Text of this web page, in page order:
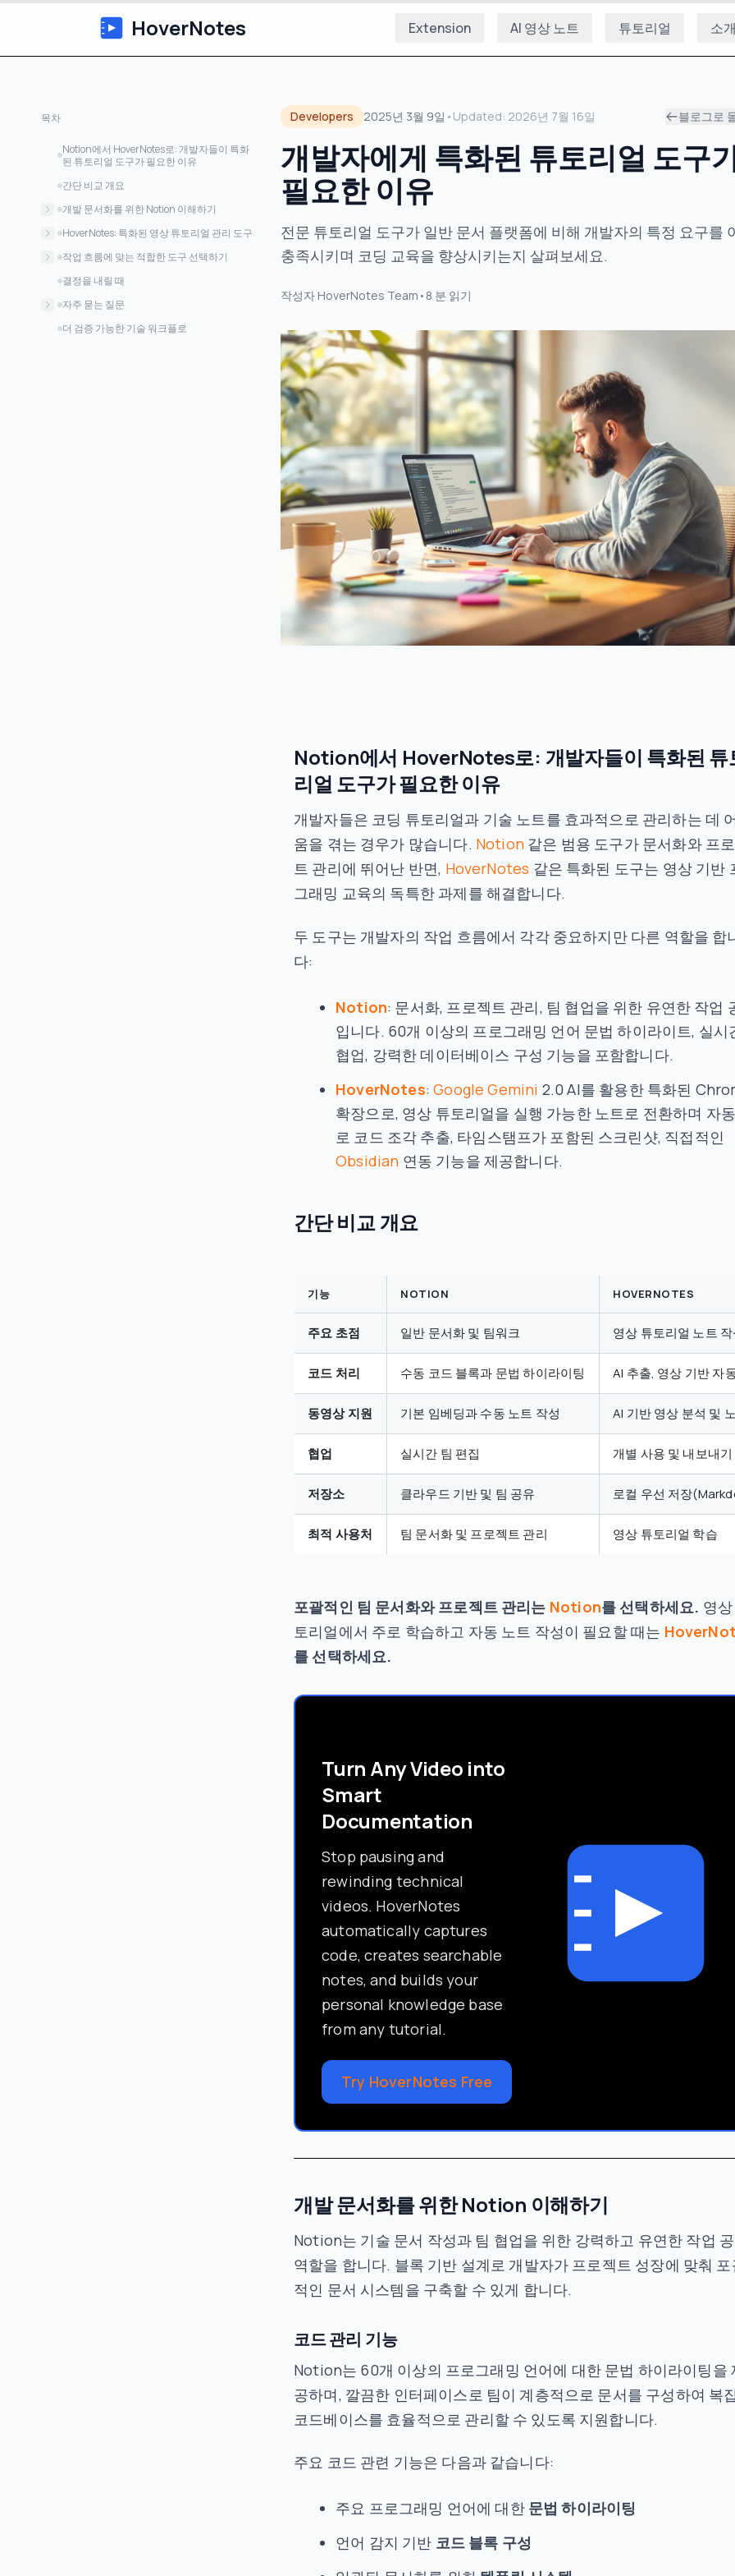
HoverNotes Extension AI 영상 노트 튜토리얼 소개
목차
Notion에서 HoverNotes로: 개발자들이 특화
된 튜토리얼 도구가 필요한 이유
간단 비교 개요
개발 문서화를 위한 Notion 이해하기
코드 관리 기능
프로젝트 조직 기능
기술 문서화 모범 사례
고려사항과 한계점
HoverNotes: 특화된 영상 튜토리얼 관리 도구
AI 기반 영상 분석
개발자 전용 기능들
플랫폼 통합
작업 흐름에 맞는 적합한 도구 선택하기
개인 개발자용
개발팀용
워크플로우 통합 전략
결정을 내릴 때
자주 묻는 질문
HoverNotes와 Notion를 함께 사용할 수 있
더 검증 가능한 기술 워크플로
Developers 2025년 3월 9일 • Updated: 2026년 7월 16일 블로그로
개발자에게 특화된 튜토리얼 도구
필요한 이유
전문 튜토리얼 도구가 일반 문서 플랫폼에 비해 개발자의 특정 요구를
충족시키며 코딩 교육을 향상시키는지 살펴보세요.
작성자 HoverNotes Team • 8 분 읽기
Notion에서 HoverNotes로: 개발자들이 특화된 튜
리얼 도구가 필요한 이유
개발자들은 코딩 튜토리얼과 기술 노트를 효과적으로 관리하는 데
움을 겪는 경우가 많습니다. Notion같은 범용 도구가 문서화와 프
트 관리에 뛰어난 반면, HoverNotes 같은 특화된 도구는 영상 기반
그래밍 교육의 독특한 과제를 해결합니다.
두 도구는 개발자의 작업 흐름에서 각각 중요하지만 다른 역할을 합
다:
Notion: 문서화, 프로젝트 관리, 팀 협업을 위한 유연한 작업
입니다. 60개 이상의 프로그래밍 언어 문법 하이라이트, 실시
협업, 강력한 데이터베이스 구성 기능을 포함합니다.
HoverNotes:Google Gemini 2.0 AI를 활용한 특화된
확장으로, 영상 튜토리얼을 실행 가능한 노트로 전환하며 자
로 코드 조각 추출, 타임스탬프가 포함된 스크린샷, 직접적인
Obsidian 연동 기능을 제공합니다.
간단 비교 개요
기능 NOTION HOVERNOTES
주요 초점 일반 문서화 및 팀워크 영상 튜토리얼 노트 작
코드 처리 수동 코드 블록과 문법 하이라이팅 AI 추출, 영상 기반 자
동영상 지원 기본 임베딩과 수동 노트 작성 AI 기반 영상 분석 및 노
협업 실시간 팀 편집 개별 사용 및 내보내
저장소 클라우드 기반 및 팀 공유 로컬 우선 저장
최적 사용처 팀 문서화 및 프로젝트 관리 영상 튜토리얼 학습
포괄적인 팀 문서화와 프로젝트 관리는 Notion를 선택하세요. 영
토리얼에서 주로 학습하고 자동 노트 작성이 필요할 때는
를 선택하세요.
Turn Any Video into
Smart
Documentation
Stop pausing and
rewinding technical
videos. HoverNotes
automatically captures
code, creates searchable
notes, and builds your
personal knowledge base
from any tutorial.
Try HoverNotes Free
개발 문서화를 위한 Notion 이해하기
Notion는 기술 문서 작성과 팀 협업을 위한 강력하고 유연한 작업
역할을 합니다. 블록 기반 설계로 개발자가 프로젝트 성장에 맞춰
적인 문서 시스템을 구축할 수 있게 합니다.
코드 관리 기능
Notion는 60개 이상의 프로그래밍 언어에 대한 문법 하이라이팅을
공하며, 깔끔한 인터페이스로 팀이 계층적으로 문서를 구성하여 복
코드베이스를 효율적으로 관리할 수 있도록 지원합니다.
주요 코드 관련 기능은 다음과 같습니다:
주요 프로그래밍 언어에 대한 문법 하이라이팅
언어 감지 기반 코드 블록 구성